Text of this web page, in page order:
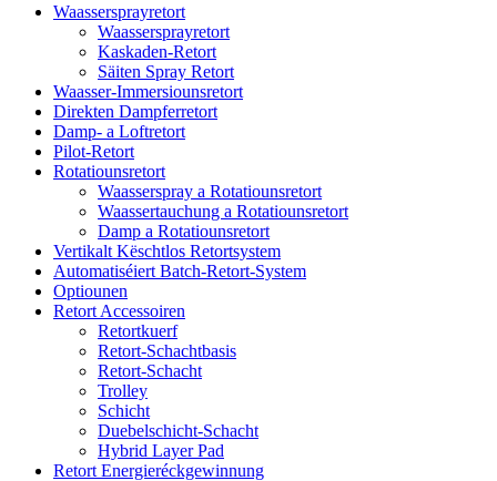
Waassersprayretort
Waassersprayretort
Kaskaden-Retort
Säiten Spray Retort
Waasser-Immersiounsretort
Direkten Dampferretort
Damp- a Loftretort
Pilot-Retort
Rotatiounsretort
Waasserspray a Rotatiounsretort
Waassertauchung a Rotatiounsretort
Damp a Rotatiounsretort
Vertikalt Këschtlos Retortsystem
Automatiséiert Batch-Retort-System
Optiounen
Retort Accessoiren
Retortkuerf
Retort-Schachtbasis
Retort-Schacht
Trolley
Schicht
Duebelschicht-Schacht
Hybrid Layer Pad
Retort Energieréckgewinnung